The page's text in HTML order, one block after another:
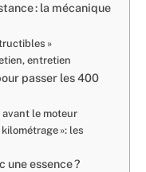
: la mécanique
»
entretien
passer les 400
avant le moteur
»: les
une essence ?